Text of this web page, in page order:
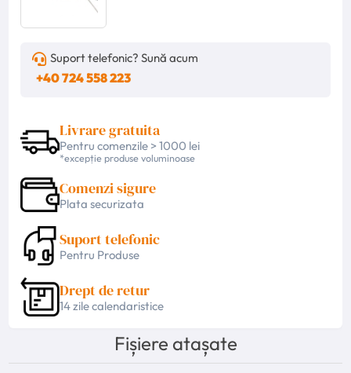
Suport telefonic? Sună acum
+40 724 558 223
Livrare gratuita
Pentru comenzile > 1000 lei
*excepție produse voluminoase
Comenzi sigure
Plata securizata
Suport telefonic
Pentru Produse
Drept de retur
14 zile calendaristice
Fișiere atașate